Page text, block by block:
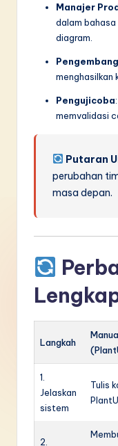
Manajer
dalam
diagram.
Pengembang
menghasilkan
Pengujicoba
memvalidasi
Putaran
perubahan
masa depan.
Langkah
1.
Jelaskan
sistem
Tulis
2.